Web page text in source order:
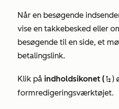
Når en besøgende
vise en takkebesked eller
besøgende til en side, et
betalingslink.
Klik på indholdsikonet (siteTreeIcon)
formredigeringsværktøjet.